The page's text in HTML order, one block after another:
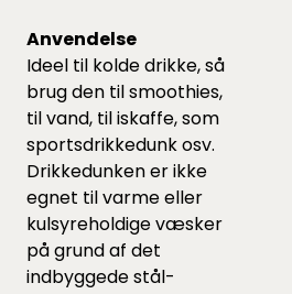
Anvendelse
Ideel til kolde drikke, så
brug den til smoothies,
til vand, til iskaffe, som
sportsdrikkedunk osv.
Drikkedunken er ikke
egnet til varme eller
kulsyreholdige væsker
på grund af det
indbyggede stål-